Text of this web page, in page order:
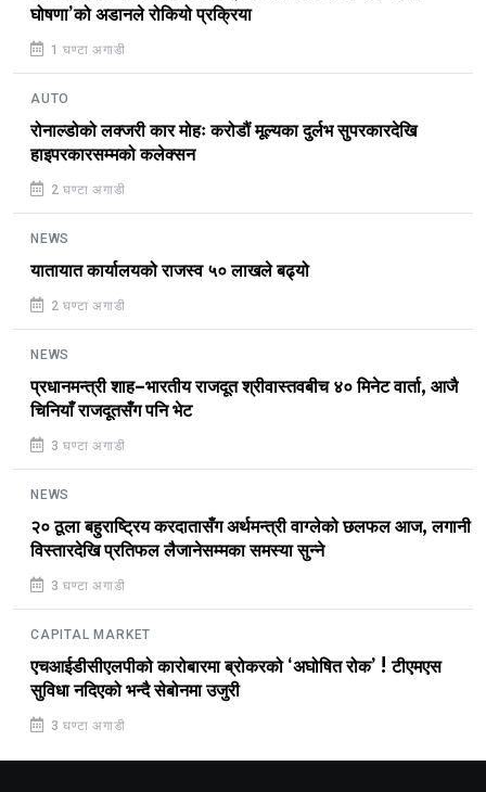
घोषणा’को अडानले रोकियो प्रक्रिया
1 घण्टा अगाडी
AUTO
रोनाल्डोको लक्जरी कार मोहः करोडौं मूल्यका दुर्लभ सुपरकारदेखि
हाइपरकारसम्मको कलेक्सन
2 घण्टा अगाडी
NEWS
यातायात कार्यालयको राजस्व ५० लाखले बढ्यो
2 घण्टा अगाडी
NEWS
प्रधानमन्त्री शाह–भारतीय राजदूत श्रीवास्तवबीच ४० मिनेट वार्ता, आजै
चिनियाँ राजदूतसँग पनि भेट
3 घण्टा अगाडी
NEWS
२० ठूला बहुराष्ट्रिय करदातासँग अर्थमन्त्री वाग्लेको छलफल आज, लगानी
विस्तारदेखि प्रतिफल लैजानेसम्मका समस्या सुन्ने
3 घण्टा अगाडी
CAPITAL MARKET
एचआईडीसीएलपीको कारोबारमा ब्रोकरको ‘अघोषित रोक’ ! टीएमएस
सुविधा नदिएको भन्दै सेबोनमा उजुरी
3 घण्टा अगाडी